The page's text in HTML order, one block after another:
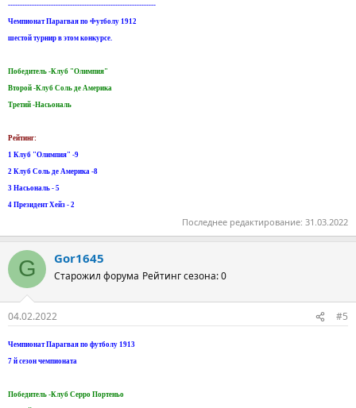
--------------------------------------------------------------
Чемпионат Парагвая по Футболу 1912
шестой турнир в этом конкурсе.
Победитель -Клуб "Олимпия"
Второй -Клуб Соль де Америка
Третий -Насьональ
Рейтинг:
1 Клуб "Олимпия" -9
2 Клуб Соль де Америка -8
3 Насьональ - 5
4 Президент Хейз - 2
Последнее редактирование: 31.03.2022
G Gor1645
Старожил форума Рейтинг сезона: 0
04.02.2022 #5
Чемпионат Парагвая по футболу 1913
7 й сезон чемпионата
Победитель -Клуб Серро Портеньо